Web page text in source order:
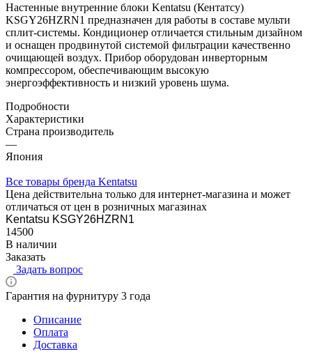
Настенные внутренние блоки Kentatsu (Кентатсу)
KSGY26HZRN1 предназначен для работы в составе мульти
сплит-системы. Кондиционер отличается стильным дизайном
и оснащен продвинутой системой фильтрации качественно
очищающей воздух. Прибор оборудован инверторным
компрессором, обеспечивающим высокую
энергоэффективность и низкий уровень шума.
Подробности
Характеристики
Страна производитель
—
Япония
Все товары бренда Kentatsu
Цена действительна только для интернет-магазина и может
отличаться от цен в розничных магазинах
Kentatsu KSGY26HZRN1
14500
В наличии
Заказать
Задать вопрос
Гарантия на фурнитуру 3 года
Описание
Оплата
Доставка